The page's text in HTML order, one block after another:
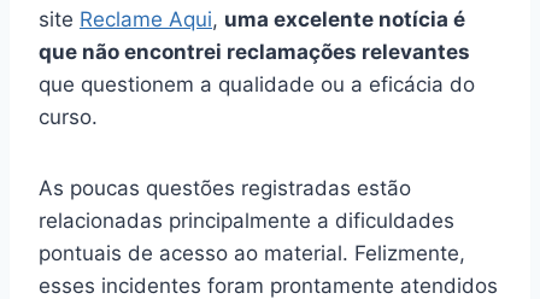
site Reclame Aqui, uma excelente notícia é
que não encontrei reclamações relevantes
que questionem a qualidade ou a eficácia do
curso.
As poucas questões registradas estão
relacionadas principalmente a dificuldades
pontuais de acesso ao material. Felizmente,
esses incidentes foram prontamente atendidos